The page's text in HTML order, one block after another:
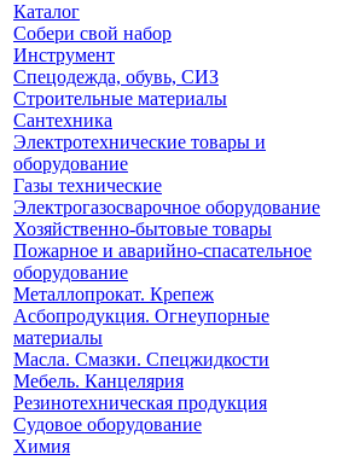
Каталог
Собери свой набор
Инструмент
Спецодежда, обувь, СИЗ
Строительные материалы
Сантехника
Электротехнические товары и
оборудование
Газы технические
Электрогазосварочное оборудование
Хозяйственно-бытовые товары
Пожарное и аварийно-спасательное
оборудование
Металлопрокат. Крепеж
Асбопродукция. Огнеупорные
материалы
Масла. Смазки. Спецжидкости
Мебель. Канцелярия
Резинотехническая продукция
Судовое оборудование
Химия